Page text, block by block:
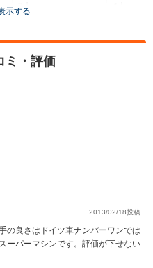
2人
全高
ホイー
示する
ミ・評価
2013/02/18投稿
の良さはドイツ車ナンバーワンでは
ーパーマシンです。評価が下せない